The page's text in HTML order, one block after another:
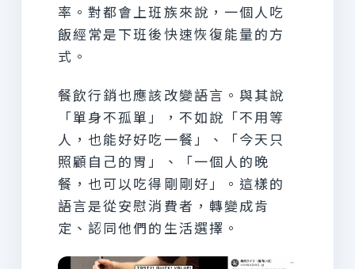
率。對都會上班族來說，一個人吃
飯經常是下班後快速恢復能量的方
式。
餐飲行銷也應該改變語言。與其說
「單身不孤單」，不如說「不用等
人，也能好好吃一餐」、「今天只
照顧自己的胃」、「一個人的晚
餐，也可以吃得剛剛好」。這樣的
語言是從安慰消費者，轉變成肯
定、認同他們的生活選擇。